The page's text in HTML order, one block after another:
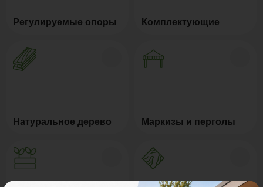
Регулируемые опоры Комплектующие
Натуральное дерево Маркизы и перголы